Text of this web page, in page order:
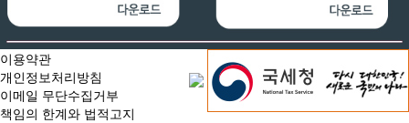
이용약관
개인정보처리방침
이메일 무단수집거부
책임의 한계와 법적고지